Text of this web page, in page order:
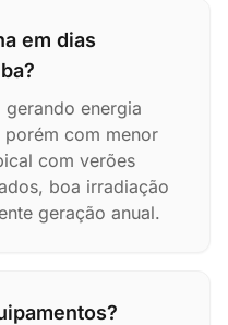
em dias
gerando energia
porém com menor
com verões
boa irradiação
geração anual.